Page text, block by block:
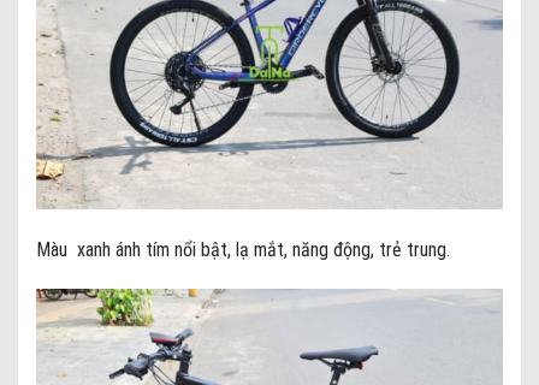
Màu xanh ánh tím nổi bật, lạ mắt, năng động, trẻ trung.